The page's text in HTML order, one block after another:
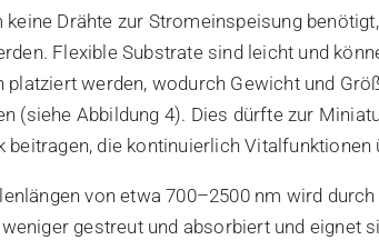
keine Drähte zur Stromeinspeisung
Flexible Substrate sind leicht und
platziert werden, wodurch Gewicht und
(siehe Abbildung 4). Dies dürfte zur
beitragen, die kontinuierlich Vitalfunktionen
von etwa 700–2500 nm wird
gestreut und absorbiert und eignet